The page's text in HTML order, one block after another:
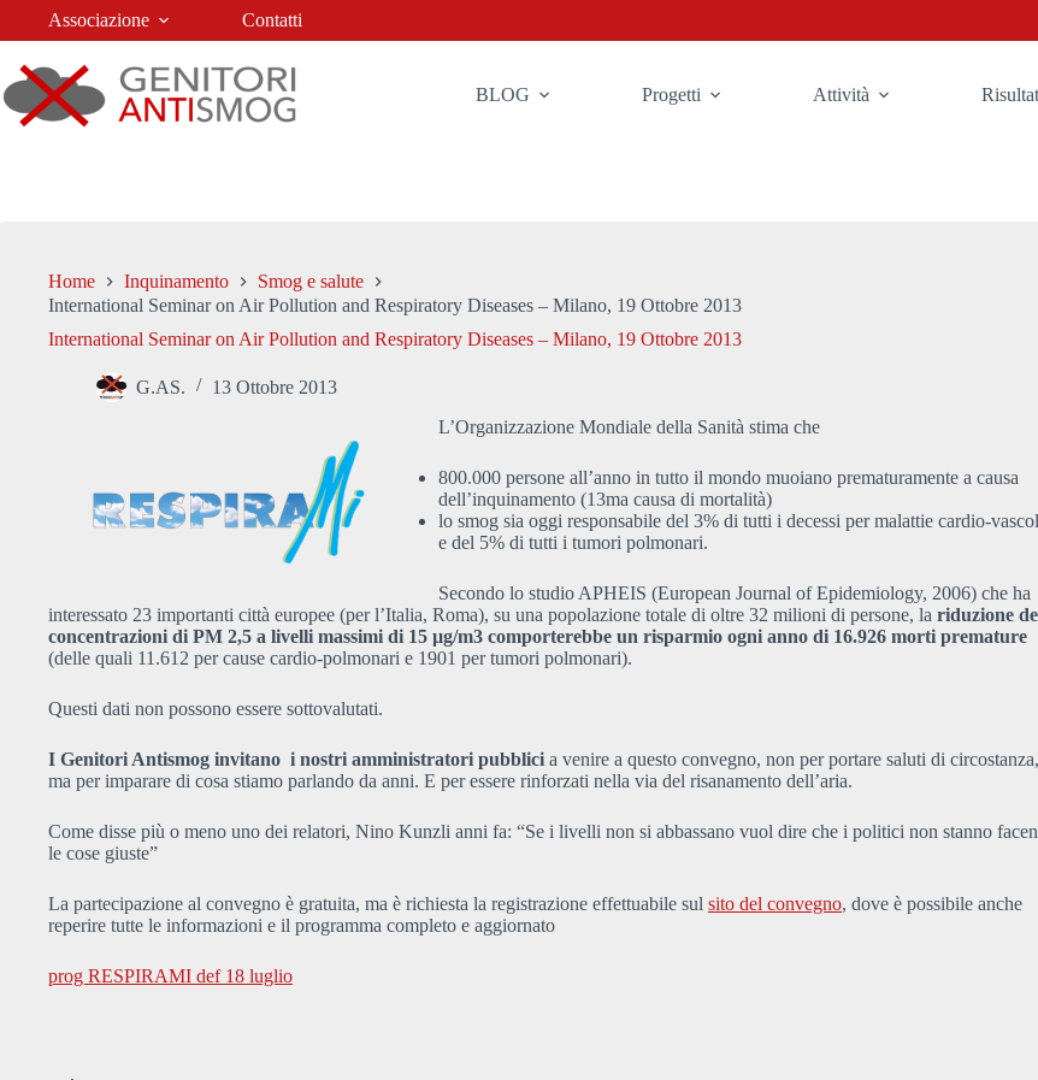
Associazione Contatti
BLOG Progetti Attività
Home Inquinamento
Smog e salute
International Seminar on Air Pollution and Respiratory Diseases – Milano, 19 Ottobre 2013
International Seminar on Air Pollution and Respiratory Diseases – Milano, 19 Ottobre 2013
G.AS.
13 Ottobre 2013
L’Organizzazione Mondiale della Sanità stima che
800.000 persone all’anno in tutto il mondo muoiano prematuramente a causa
dell’inquinamento (13ma causa di mortalità)
lo smog sia oggi responsabile del 3% di tutti i decessi per malattie cardio-
e del 5% di tutti i tumori polmonari.
Secondo lo studio APHEIS (European Journal of Epidemiology, 2006) che ha
interessato 23 importanti città europee (per l’Italia, Roma), su una popolazione totale di oltre 32 milioni di persone, la riduzione
concentrazioni di PM 2,5 a livelli massimi di 15 µg/m3 comporterebbe un risparmio ogni anno di 16.926 morti premature
(delle quali 11.612 per cause cardio-polmonari e 1901 per tumori polmonari).
Questi dati non possono essere sottovalutati.
I Genitori Antismog invitano i nostri amministratori pubblici a venire a questo convegno, non per portare saluti di circostanza,
ma per imparare di cosa stiamo parlando da anni. E per essere rinforzati nella via del risanamento dell’aria.
Come disse più o meno uno dei relatori, Nino Kunzli anni fa: “Se i livelli non si abbassano vuol dire che i politici non stanno
le cose giuste”
La partecipazione al convegno è gratuita, ma è richiesta la registrazione effettuabile sul sito del convegno, dove è possibile anche
reperire tutte le informazioni e il programma completo e aggiornato
prog RESPIRAMI def 18 luglio